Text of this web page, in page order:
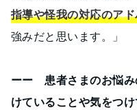
指導や怪我の対応のア
強みだと思います。」
ーー 患者さまのお悩み
けていることや気をつ